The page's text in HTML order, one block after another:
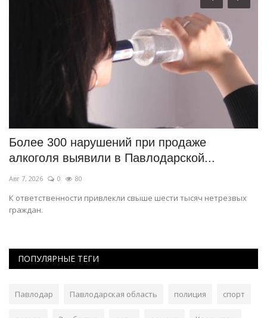
Более 300 нарушений при продаже
алкоголя выявили в Павлодарской...
Авг 7, 2026 0 80
К ответственности привлекли свыше шести тысяч нетрезвых
граждан.
ПОПУЛЯРНЫЕ ТЕГИ
Павлодар Павлодарская область полиция спорт